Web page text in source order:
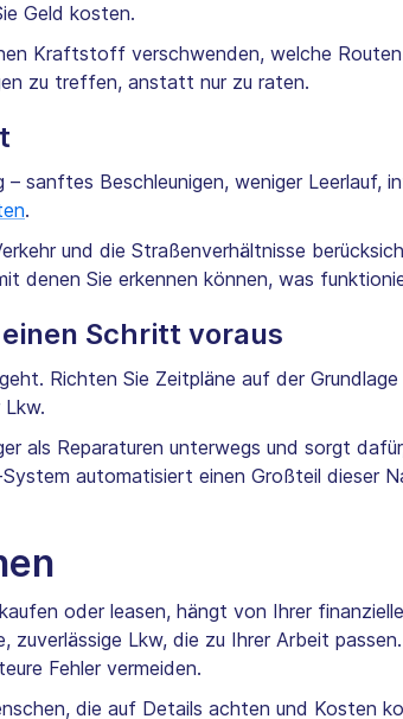
Geld kosten.
Kraftstoff verschwenden, welche
zu treffen, anstatt nur zu raten.
– sanftes Beschleunigen, weniger Leerlauf,
.
und die Straßenverhältnisse
denen Sie erkennen können, was
Schritt voraus
Richten Sie Zeitpläne auf der
als Reparaturen unterwegs und sorgt
automatisiert einen Großteil dieser
oder leasen, hängt von Ihrer
zuverlässige Lkw, die zu Ihrer Arbeit
Fehler vermeiden.
die auf Details achten und Kosten